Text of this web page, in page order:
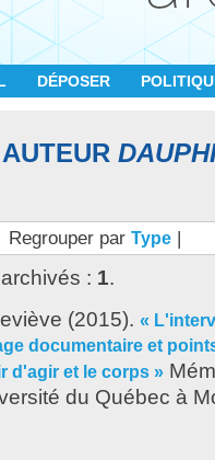
DÉPOSER
Regrouper par Type |
: 1.
(2015). «
documentaire et
d'agir et le corps »
du Québec à